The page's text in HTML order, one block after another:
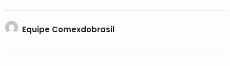
Equipe Comexdobrasil